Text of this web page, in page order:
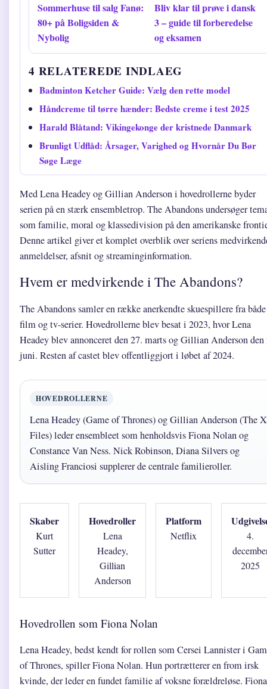
Sommerhuse til salg Fanø:
80+ på Boligsiden &
Nybolig
Bliv klar til prøve i dansk
3 – guide til forberedelse
og eksamen
4 RELATEREDE INDLAEG
Badminton Ketcher Guide: Vælg den rette model
Håndcreme til tørre hænder: Bedste creme i test 2025
Harald Blåtand: Vikingekonge der kristnede Danmark
Brunligt Udflåd: Årsager, Varighed og Hvornår Du Bør
Søge Læge
Med Lena Headey og Gillian Anderson i hovedrollerne byder
serien på en stærk ensembletrop. The Abandons undersøger
som familie, moral og klassedivision på den amerikanske
Denne artikel giver et komplet overblik over seriens
anmeldelser, afsnit og streaminginformation.
Hvem er medvirkende i The Abandons?
The Abandons samler en række anerkendte skuespillere fra både
film og tv-serier. Hovedrollerne blev besat i 2023, hvor Lena
Headey blev annonceret den 27. marts og Gillian Anderson den
juni. Resten af castet blev offentliggjort i løbet af 2024.
HOVEDROLLERNE
Lena Headey (Game of Thrones) og Gillian Anderson (The
Files) leder ensembleet som henholdsvis Fiona Nolan og
Constance Van Ness. Nick Robinson, Diana Silvers og
Aisling Franciosi supplerer de centrale familieroller.
Skaber
Kurt
Sutter
Hovedroller
Lena
Headey,
Gillian
Anderson
Platform
Netflix
4.
2025
Hovedrollen som Fiona Nolan
Lena Headey, bedst kendt for rollen som Cersei Lannister i
of Thrones, spiller Fiona Nolan. Hun portrætterer en from irsk
kvinde, der leder en fundet familie af voksne forældreløse. Fiona